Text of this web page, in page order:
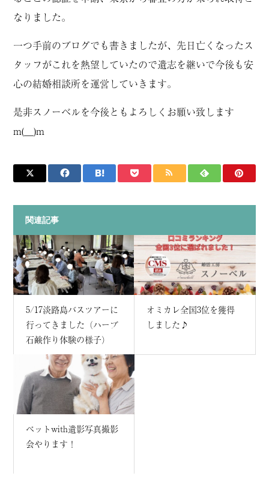
なりました。
一つ手前のブログでも書きましたが、先日亡くなったス
タッフがこれを熱望していたので遺志を継いで今後も安
心の結婚相談所を運営していきます。
是非スノーベルを今後ともよろしくお願い致します
m(__)m
関連記事
5/17淡路島バスツアーに
行ってきました（ハーブ
石鹸作り体験の様子）
オミカレ全国3位を獲得
しました♪
ペットwith遺影写真撮影
会やります！